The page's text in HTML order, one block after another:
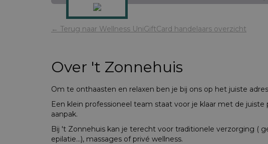
← Terug naar Wellness UniGiftCard handelaars overzicht
Over 't Zonnehuis
Om te onthaasten en relaxen ben je bij ons op het juiste
Een klein professioneel team staat voor je klaar met de juiste
aanpak.
Bij 't Zonnehuis kan je terecht voor traditionele verzorging (
epilatie…), massages of privé wellness.